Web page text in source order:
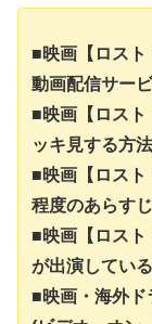
■映画【ロスト
動画配信サー
■映画【ロスト
ッキ見する方法
■映画【ロスト
程度のあらす
■映画【ロスト
が出演してい
■映画・海外ド